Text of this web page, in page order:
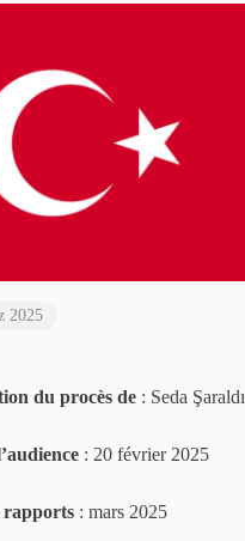
2025
du procès de : Seda Şaraldı
: 20 février 2025
rapports : mars 2025